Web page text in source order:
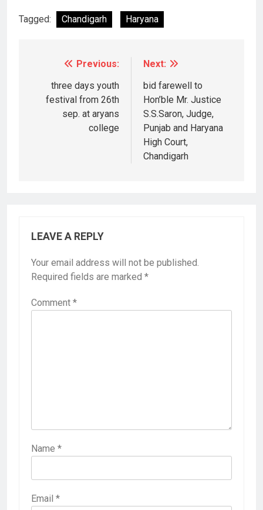
Tagged: Chandigarh Haryana
navigation
Previous:
three days youth
festival from 26th
sep. at aryans
college
Next:
bid farewell to
Hon’ble Mr. Justice
S.S.Saron, Judge,
Punjab and Haryana
High Court,
Chandigarh
LEAVE A REPLY
Your email address will not be published.
Required fields are marked *
Comment *
Name *
Email *